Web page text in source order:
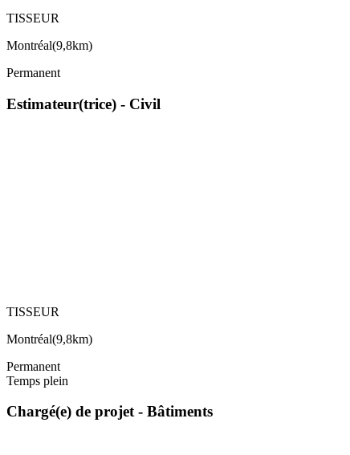
TISSEUR
Montréal(9,8km)
Permanent
Estimateur(trice) - Civil
TISSEUR
Montréal(9,8km)
Permanent
Temps plein
Chargé(e) de projet - Bâtiments